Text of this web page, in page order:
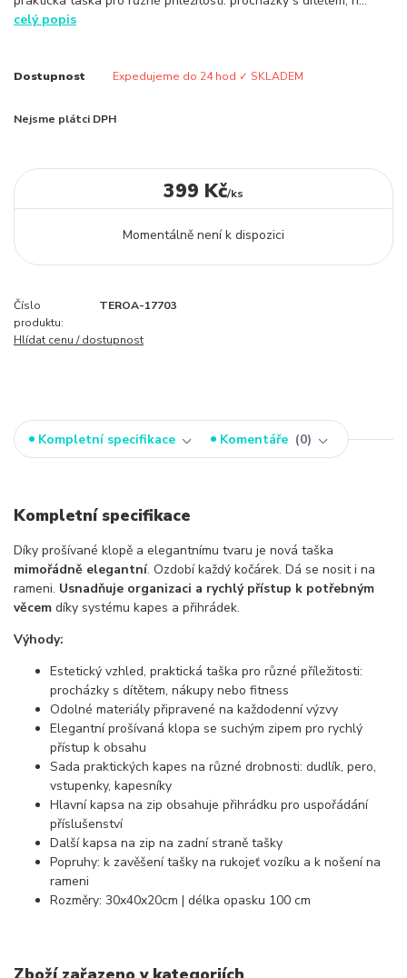
celý popis
Dostupnost Expedujeme do 24 hod ✓ SKLADEM
Nejsme plátci DPH
399 Kč/ks
Momentálně není k dispozici
Číslo
produktu:
TEROA-17703
Hlídat cenu / dostupnost
Kompletní specifikace Komentáře 0
Kompletní specifikace
Díky prošívané klopě a elegantnímu tvaru je nová taška
mimořádně elegantní. Ozdobí každý kočárek. Dá se nosit i na
rameni. Usnadňuje organizaci a rychlý přístup k potřebným
věcem díky systému kapes a přihrádek.
Výhody:
Estetický vzhled, praktická taška pro různé příležitosti:
procházky s dítětem, nákupy nebo fitness
Odolné materiály připravené na každodenní výzvy
Elegantní prošívaná klopa se suchým zipem pro rychlý
přístup k obsahu
Sada praktických kapes na různé drobnosti: dudlík, pero,
vstupenky, kapesníky
Hlavní kapsa na zip obsahuje přihrádku pro uspořádání
příslušenství
Další kapsa na zip na zadní straně tašky
Popruhy: k zavěšení tašky na rukojeť vozíku a k nošení na
rameni
Rozměry: 30x40x20cm | délka opasku 100 cm